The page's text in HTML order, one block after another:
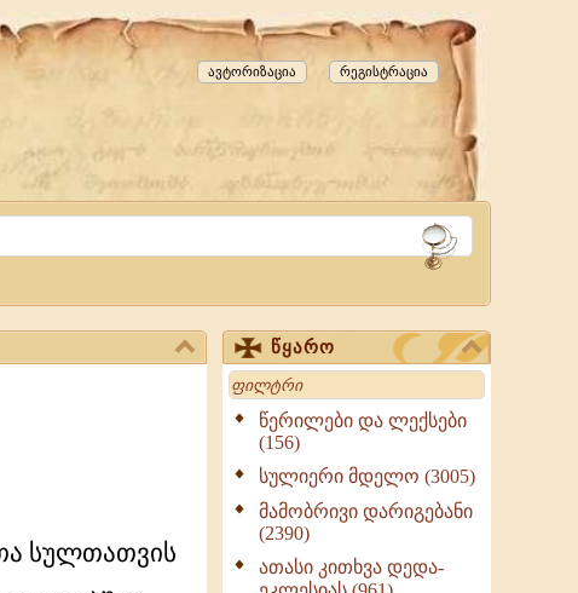
რეგისტრაცია
ავტორიზაცია
სულთათვის
წყარო
Search
წერილები და ლექსები
(156)
სულიერი მდელო (3005)
მამობრივი დარიგებანი
(2390)
ათასი კითხვა დედა-